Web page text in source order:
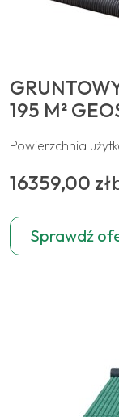
195 M²
Powierzchnia
16359,00 zł
Sprawdź